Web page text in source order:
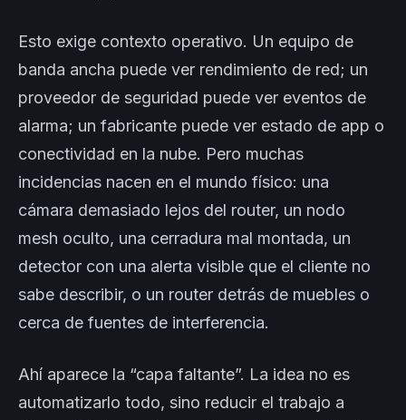
Esto exige contexto operativo. Un equipo de
banda ancha puede ver rendimiento de red; un
proveedor de seguridad puede ver eventos de
alarma; un fabricante puede ver estado de app o
conectividad en la nube. Pero muchas
incidencias nacen en el mundo físico: una
cámara demasiado lejos del router, un nodo
mesh oculto, una cerradura mal montada, un
detector con una alerta visible que el cliente no
sabe describir, o un router detrás de muebles o
cerca de fuentes de interferencia.
Ahí aparece la “capa faltante”. La idea no es
automatizarlo todo, sino reducir el trabajo a